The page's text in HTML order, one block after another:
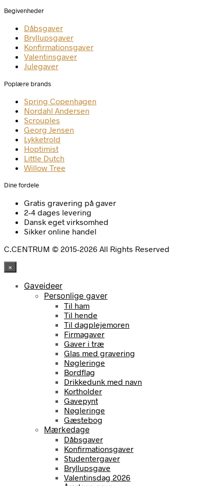
Begivenheder
Dåbsgaver
Bryllupsgaver
Konfirmationsgaver
Valentinsgaver
Julegaver
Poplære brands
Spring Copenhagen
Nordahl Andersen
Scrouples
Georg Jensen
Lykketrold
Hoptimist
Little Dutch
Willow Tree
Dine fordele
Gratis gravering på gaver
2-4 dages levering
Dansk eget virksomhed
Sikker online handel
C.CENTRUM © 2015-2026 All Rights Reserved
×
Gaveideer
Personlige gaver
Til ham
Til hende
Til dagplejemoren
Firmagaver
Gaver i træ
Glas med gravering
Nøgleringe
Bordflag
Drikkedunk med navn
Kortholder
Gavepynt
Nøgleringe
Gæstebog
Mærkedage
Dåbsgaver
Konfirmationsgaver
Studentergaver
Bryllupsgave
Valentinsdag 2026